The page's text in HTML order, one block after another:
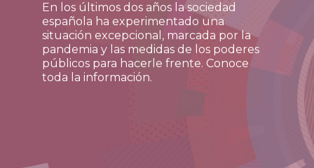
En los últimos dos años la sociedad
española ha experimentado una
situación excepcional, marcada por la
pandemia y las medidas de los poderes
públicos para hacerle frente. Conoce
toda la información.